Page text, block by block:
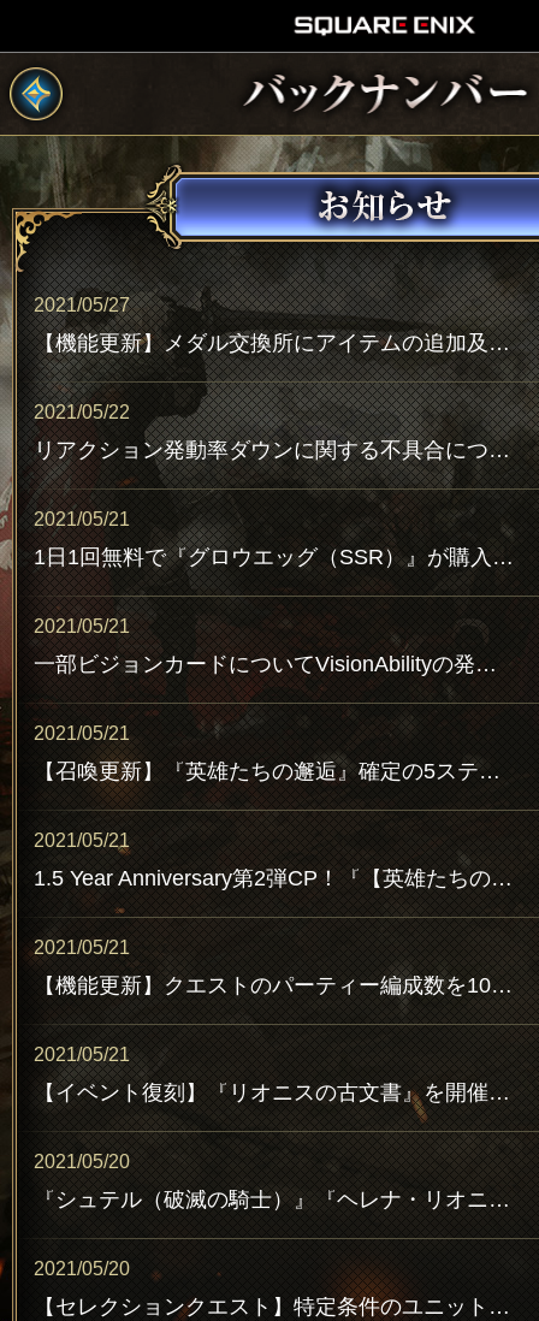
2021/05/27
【機能更新】メダル交換所にアイテムの追加及び一部アイテムの交換上限を変更、一度に交換できる最大交換可能数を設定
2021/05/22
リアクション発動率ダウンに関する不具合について(追記6/16 20:15)
2021/05/21
1日1回無料で『グロウエッグ（SSR）』が購入可能な1.5 Year Anniversary 第2弾ショップなどを開催！
2021/05/21
一部ビジョンカードについてVisionAbilityの発動条件を変更
2021/05/21
【召喚更新】『英雄たちの邂逅』確定の5ステップアップ10連召喚や、季節限定復刻の10連召喚を開催！
2021/05/21
1.5 Year Anniversary第2弾CP！『【英雄たちの邂逅】ピックアップ召喚券』などがもらえるログインボーナスなどを開催！
2021/05/21
【機能更新】クエストのパーティー編成数を10から20に拡張、緑魔道士のAI調整など
2021/05/21
【イベント復刻】『リオニスの古文書』を開催！シルマ育成チャレンジミッションも！
2021/05/20
『シュテル（破滅の騎士）』『ヘレナ・リオニス』『ヴァジム』のEXジョブ化が可能に！
2021/05/20
【セレクションクエスト】特定条件のユニットで挑む『セレクションクエスト』に雷属性編が登場！